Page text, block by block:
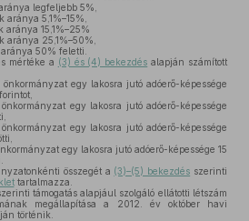
legfeljebb 5%,
5,1%–15%,
aránya 15,1%–25%
aránya 25,1%–50%,
50% feletti.
mértéke a (3) és (4) bekezdés alapján számított
egy lakosra jutó adóerő-képessége
egy lakosra jutó adóerő-képessége
egy lakosra jutó adóerő-képessége
egy lakosra jutó adóerő-képessége 15
összegét a (3)–(5) bekezdés szerinti
tartalmazza.
támogatás alapjául szolgáló ellátotti létszám
megállapítása a 2012. év október havi
történik.